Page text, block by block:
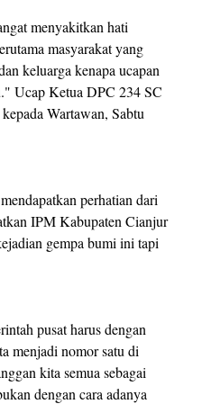
menyakitkan hati
masyarakat yang
keluarga kenapa ucapan
Ucap Ketua DPC 234 SC
Wartawan, Sabtu
perhatian dari
IPM Kabupaten Cianjur
gempa bumi ini tapi
pusat harus dengan
menjadi nomor satu di
kita semua sebagai
dengan cara adanya